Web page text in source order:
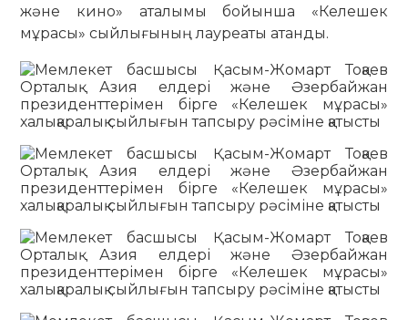
және кино» аталымы бойынша «Келешек
мұрасы» сыйлығының лауреаты атанды.